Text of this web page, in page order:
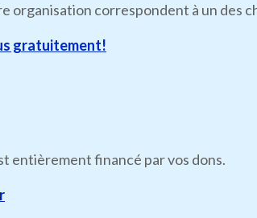
organisation correspondent à un des
gratuitement!
entièrement financé par vos dons.